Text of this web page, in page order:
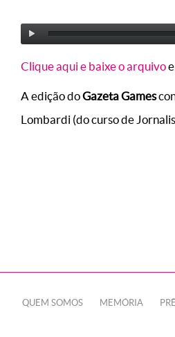
Clique aqui e baixe o arquivo
A edição doGazeta Games
Lombardi (do curso de
QUEM SOMOS MEMÓRIA